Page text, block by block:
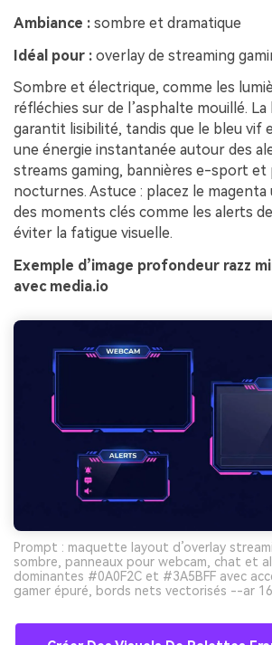
Ambiance : sombre et dramatique
Idéal pour : overlay de streaming
Sombre et électrique, comme les
réfléchies sur de l’asphalte mouillé.
garantit lisibilité, tandis que le bleu vif
une énergie instantanée autour des
streams gaming, bannières e-sport et
nocturnes. Astuce : placez le
des moments clés comme les alerts
éviter la fatigue visuelle.
Exemple d’image profondeur razz
avec media.io
Prompt : maquette layout d’overlay
sombre, panneaux pour webcam, chat et
dominantes #0A0F2C et #3A5BFF avec
gamer épuré, bords nets vectorisés --ar